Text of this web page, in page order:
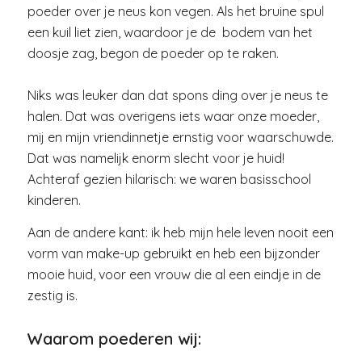
poeder over je neus kon vegen. Als het bruine spul
een kuil liet zien, waardoor je de bodem van het
doosje zag, begon de poeder op te raken.
Niks was leuker dan dat spons ding over je neus te
halen. Dat was overigens iets waar onze moeder,
mij en mijn vriendinnetje ernstig voor waarschuwde.
Dat was namelijk enorm slecht voor je huid!
Achteraf gezien hilarisch: we waren basisschool
kinderen.
Aan de andere kant: ik heb mijn hele leven nooit een
vorm van make-up gebruikt en heb een bijzonder
mooie huid, voor een vrouw die al een eindje in de
zestig is.
Waarom poederen wij: